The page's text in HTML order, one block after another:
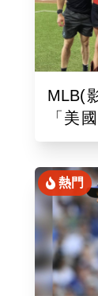
MLB(
「美
愛！
熱門